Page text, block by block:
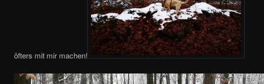
öfters mit mir machen!
Video-